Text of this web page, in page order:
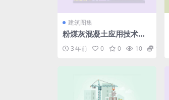
建筑图集
粉煤灰混凝土应用技术规
3 年前 0 0 10 1.98